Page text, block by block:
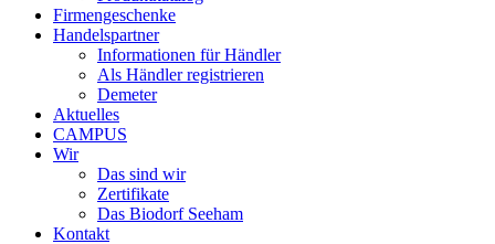
Firmengeschenke
Handelspartner
Informationen für Händler
Als Händler registrieren
Demeter
Aktuelles
CAMPUS
Wir
Das sind wir
Zertifikate
Das Biodorf Seeham
Kontakt